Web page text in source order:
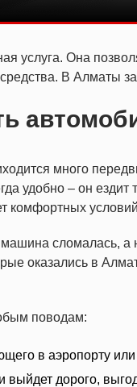
услуга. Она
В Алматы
много
удобно – он ездит
комфортных
машина сломалась,
оказались в
поводам:
в аэропорту
выйдет дорого,